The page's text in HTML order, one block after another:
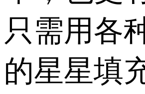
只需用各
的星星填